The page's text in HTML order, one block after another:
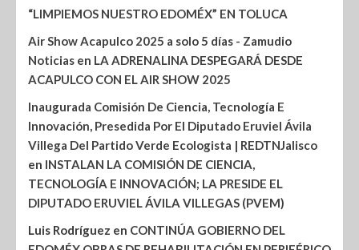
“LIMPIEMOS NUESTRO EDOMÉX” EN TOLUCA
Air Show Acapulco 2025 a solo 5 días - Zamudio
Noticias en LA ADRENALINA DESPEGARÁ DESDE
ACAPULCO CON EL AIR SHOW 2025
Inaugurada Comisión De Ciencia, Tecnología E
Innovación, Presedida Por El Diputado Eruviel Ávila
Villega Del Partido Verde Ecologista | REDTNJalisco
en INSTALAN LA COMISIÓN DE CIENCIA,
TECNOLOGÍA E INNOVACIÓN; LA PRESIDE EL
DIPUTADO ERUVIEL ÁVILA VILLEGAS (PVEM)
Luis Rodríguez en CONTINÚA GOBIERNO DEL